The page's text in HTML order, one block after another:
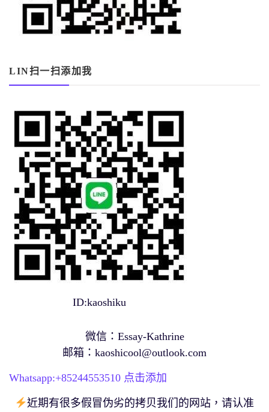
LIN扫一扫添加我
ID:kaoshiku
微信：Essay-Kathrine
邮箱： kaoshicool@outlook.com
Whatsapp:+85244553510 点击添加
近期有很多假冒伪劣的拷贝我们的网站，请认准